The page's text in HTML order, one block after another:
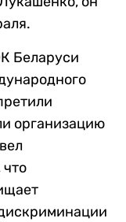
Беларуси
организацию
что